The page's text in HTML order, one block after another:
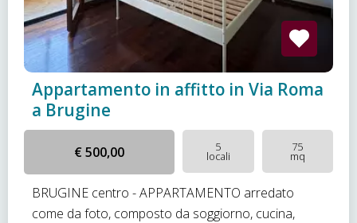
Appartamento in affitto in Via Roma
a Brugine
€ 500,00 5
locali
75
mq
BRUGINE centro - APPARTAMENTO arredato
come da foto, composto da soggiorno, cucina,